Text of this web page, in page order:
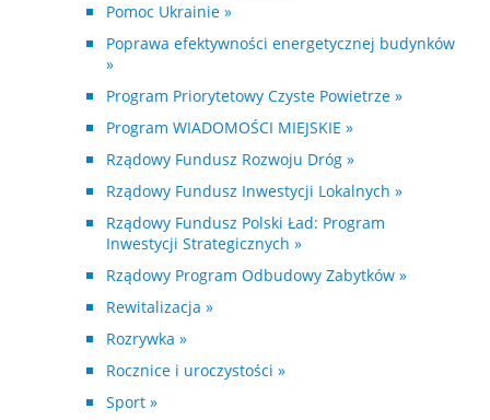
Pomoc Ukrainie »
Poprawa efektywności energetycznej budynków
»
Program Priorytetowy Czyste Powietrze »
Program WIADOMOŚCI MIEJSKIE »
Rządowy Fundusz Rozwoju Dróg »
Rządowy Fundusz Inwestycji Lokalnych »
Rządowy Fundusz Polski Ład: Program
Inwestycji Strategicznych »
Rządowy Program Odbudowy Zabytków »
Rewitalizacja »
Rozrywka »
Rocznice i uroczystości »
Sport »